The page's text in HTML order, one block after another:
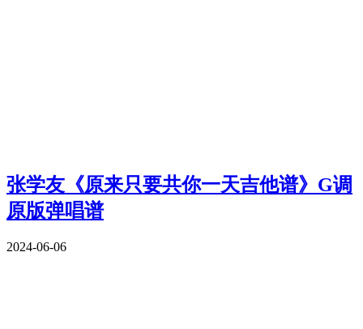
张学友《原来只要共你一天吉他谱》G调
原版弹唱谱
2024-06-06